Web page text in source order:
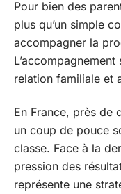
Pour bien des
plus qu’un simple
accompagner la
relation familiale et
En France, près de
un coup de pouce
classe. Face à la
pression des
représente une